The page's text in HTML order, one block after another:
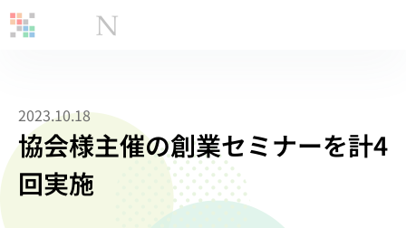
2023.10.18
協会様主催の創業セミナーを計4
回実施